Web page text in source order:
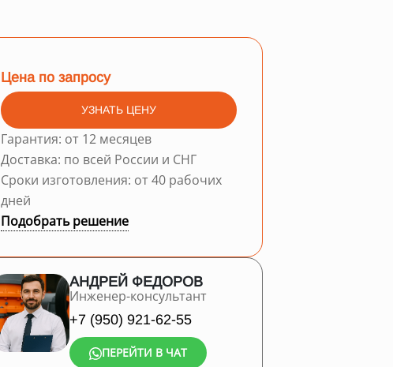
Цена по запросу
УЗНАТЬ ЦЕНУ
Гарантия: от 12 месяцев
Доставка: по всей России и СНГ
Сроки изготовления: от 40 рабочих
дней
Подобрать решение
АНДРЕЙ ФЕДОРОВ
Инженер-консультант
+7 (950) 921-62-55
ПЕРЕЙТИ В ЧАТ